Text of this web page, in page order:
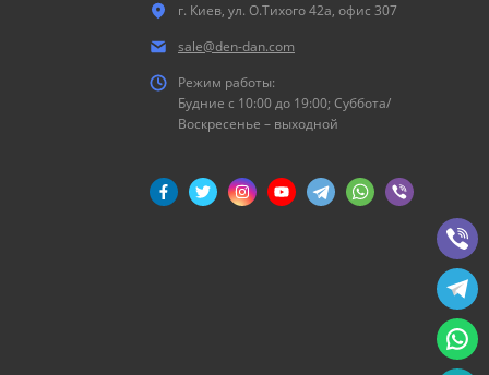
г. Киев, ул. О.Тихого 42а, офис 307
sale@den-dan.com
Режим работы:
Будние c 10:00 до 19:00; Суббота/
Воскресенье – выходной